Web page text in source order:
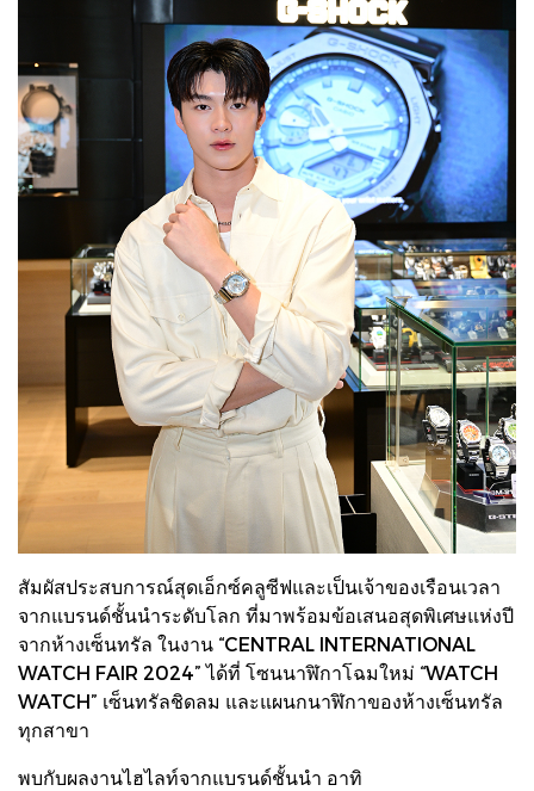
สัมผัสประสบการณ์สุดเอ็กซ์คลูซีฟและเป็นเจ้าของเรือนเวลา
จากแบรนด์ชั้นนำระดับโลก ที่มาพร้อมข้อเสนอสุดพิเศษแห่งปี
จากห้างเซ็นทรัล ในงาน “CENTRAL INTERNATIONAL
WATCH FAIR 2024” ได้ที่ โซนนาฬิกาโฉมใหม่ “WATCH
WATCH” เซ็นทรัลชิดลม และแผนกนาฬิกาของห้างเซ็นทรัล
ทุกสาขา
พบกับผลงานไฮไลท์จากแบรนด์ชั้นนำ อาทิ